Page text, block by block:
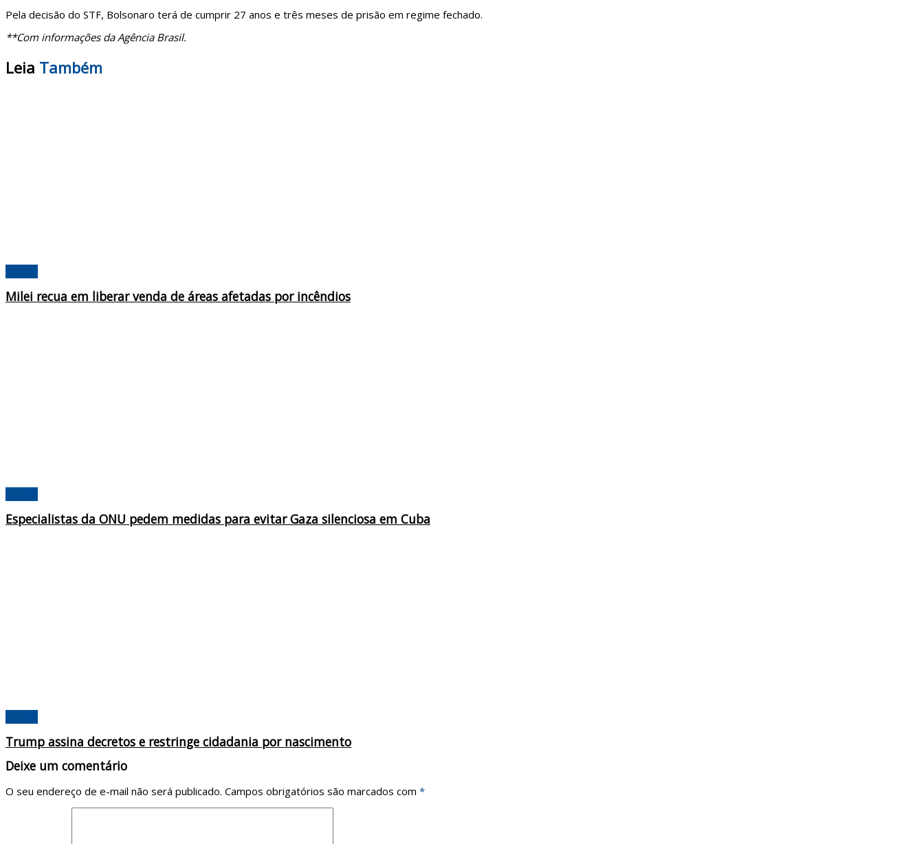
Pela decisão do STF, Bolsonaro terá de cumprir 27 anos e três meses de prisão em regime fechado.
**Com informações da Agência Brasil.
Leia Também
Milei recua em liberar venda de áreas afetadas por incêndios
Especialistas da ONU pedem medidas para evitar Gaza silenciosa em Cuba
Trump assina decretos e restringe cidadania por nascimento
Deixe um comentário
O seu endereço de e-mail não será publicado. Campos obrigatórios são marcados com *